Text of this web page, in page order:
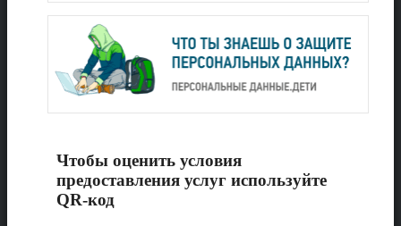
Чтобы оценить условия
предоставления услуг используйте
QR-код